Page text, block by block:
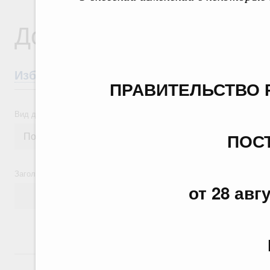
от 28
Документы
Избранные документы со справками к
Вид документа
Заголовок или текст документа